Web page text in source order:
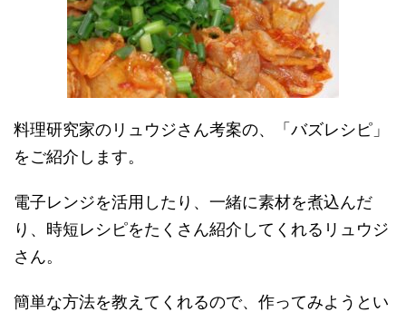
料理研究家のリュウジさん考案の、「バズレシピ」
をご紹介します。
電子レンジを活用したり、一緒に素材を煮込んだ
り、時短レシピをたくさん紹介してくれるリュウジ
さん。
簡単な方法を教えてくれるので、作ってみようとい